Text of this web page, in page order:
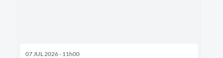
07 JUL 2026 - 11h00